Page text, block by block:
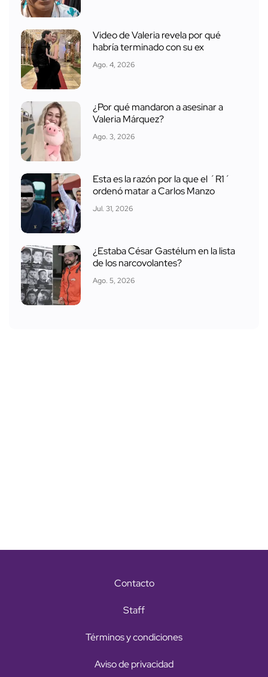
Video de Valeria revela por qué
habría terminado con su ex
Ago. 4, 2026
¿Por qué mandaron a asesinar a
Valeria Márquez?
Ago. 3, 2026
Esta es la razón por la que el ´R1´
ordenó matar a Carlos Manzo
Jul. 31, 2026
¿Estaba César Gastélum en la lista
de los narcovolantes?
Ago. 5, 2026
Contacto
Staff
Términos y condiciones
Aviso de privacidad